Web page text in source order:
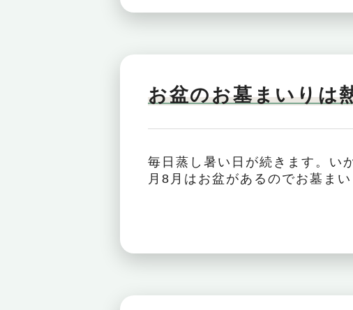
お盆のお墓まいりは
毎日蒸し暑い日が続きます。い
月8月はお盆があるのでお墓ま